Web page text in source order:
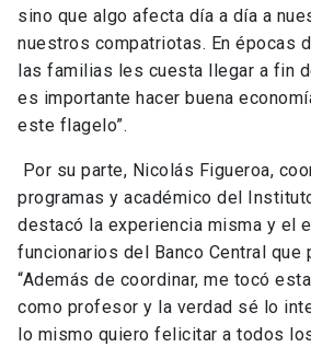
sino que algo afecta día a día a
nuestros compatriotas. En épocas
las familias les cuesta llegar a fin
es importante hacer buena
este flagelo”.
Por su parte, Nicolás Figueroa,
programas y académico del
destacó la experiencia misma y el
funcionarios del Banco Central que
“Además de coordinar, me tocó
como profesor y la verdad sé lo
lo mismo quiero felicitar a todos